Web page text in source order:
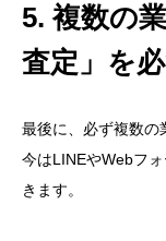
5. 複数の
査定」を
最後に、必ず複数の
今はLINEやWebフ
きます。